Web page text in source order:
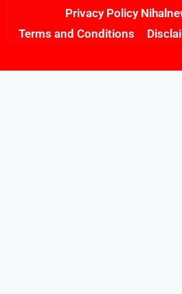
Privacy Policy
Terms and Conditions